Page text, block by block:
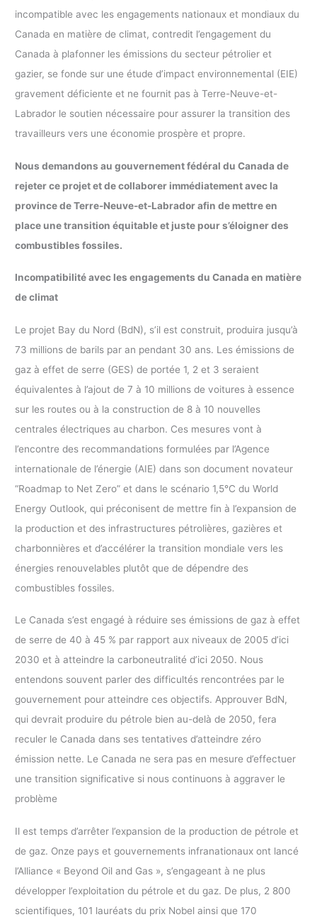
incompatible avec les engagements nationaux et mondiaux du
Canada en matière de climat, contredit l’engagement du
Canada à plafonner les émissions du secteur pétrolier et
gazier, se fonde sur une étude d’impact environnemental (EIE)
gravement déficiente et ne fournit pas à Terre-Neuve-et-
Labrador le soutien nécessaire pour assurer la transition des
travailleurs vers une économie prospère et propre.
Nous demandons au gouvernement fédéral du Canada de
rejeter ce projet et de collaborer immédiatement avec la
province de Terre-Neuve-et-Labrador afin de mettre en
place une transition équitable et juste pour s’éloigner des
combustibles fossiles.
Incompatibilité avec les engagements du Canada en matière
de climat
Le projet Bay du Nord (BdN), s’il est construit, produira jusqu’à
73 millions de barils par an pendant 30 ans. Les émissions de
gaz à effet de serre (GES) de portée 1, 2 et 3 seraient
équivalentes à l’ajout de 7 à 10 millions de voitures à essence
sur les routes ou à la construction de 8 à 10 nouvelles
centrales électriques au charbon. Ces mesures vont à
l’encontre des recommandations formulées par l’Agence
internationale de l’énergie (AIE) dans son document novateur
“Roadmap to Net Zero” et dans le scénario 1,5°C du World
Energy Outlook, qui préconisent de mettre fin à l’expansion de
la production et des infrastructures pétrolières, gazières et
charbonnières et d’accélérer la transition mondiale vers les
énergies renouvelables plutôt que de dépendre des
combustibles fossiles.
Le Canada s’est engagé à réduire ses émissions de gaz à effet
de serre de 40 à 45 % par rapport aux niveaux de 2005 d’ici
2030 et à atteindre la carboneutralité d’ici 2050. Nous
entendons souvent parler des difficultés rencontrées par le
gouvernement pour atteindre ces objectifs. Approuver BdN,
qui devrait produire du pétrole bien au-delà de 2050, fera
reculer le Canada dans ses tentatives d’atteindre zéro
émission nette. Le Canada ne sera pas en mesure d’effectuer
une transition significative si nous continuons à aggraver le
problème
Il est temps d’arrêter l’expansion de la production de pétrole et
de gaz. Onze pays et gouvernements infranationaux ont lancé
l’Alliance « Beyond Oil and Gas », s’engageant à ne plus
développer l’exploitation du pétrole et du gaz. De plus, 2 800
scientifiques, 101 lauréats du prix Nobel ainsi que 170